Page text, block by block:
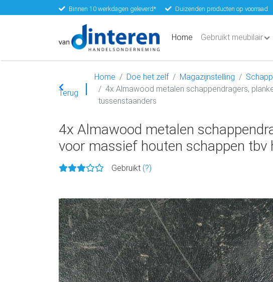
Binnen 10 werkdagen geleverd* Duizenden producten op voorraad
Home (current)
Gebruikt meubilair
Terug
Home Doe het zelf Magazijnstelling
4x Almawood metalen schappendragers,
tussenstaanders
4x Almawood metalen
voor massief houten schappen
Gebruikt (?)